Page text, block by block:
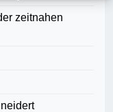
zeitnahen